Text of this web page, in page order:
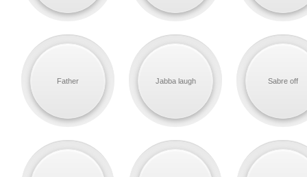
Father Jabba laugh Sabre off